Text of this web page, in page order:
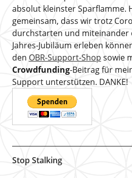
absolut kleinster Sparflamme.
gemeinsam, dass wir trotz
durchstarten und miteinander
Jahres-Jubiläum erleben
den OBR-Support-Shop sowie
Crowdfunding-Beitrag für
Support unterstützen. DANKE!
Stop Stalking